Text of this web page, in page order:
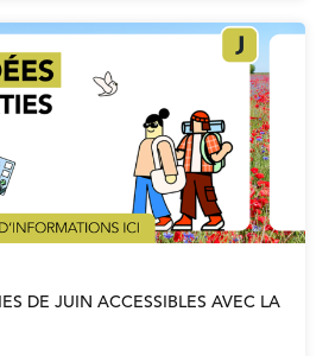
DE JUIN ACCESSIBLES AVEC LA